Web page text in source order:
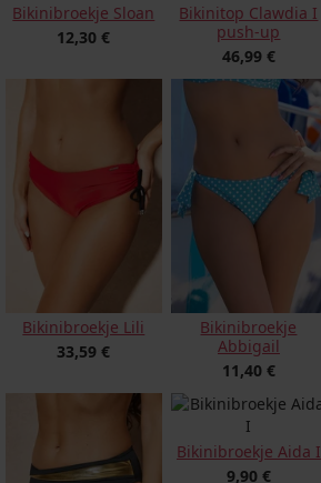
Bikinibroekje Sloan
12,30 €
Bikinitop Clawdia I
push-up
46,99 €
Bikinibroekje Lili
33,59 €
Bikinibroekje
Abbigail
11,40 €
Bikinibroekje Aida I
9,90 €